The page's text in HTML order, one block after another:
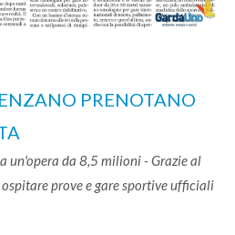
PRENOTANO
un'opera da 8,5 milioni - Grazie al
prove e gare sportive ufficiali